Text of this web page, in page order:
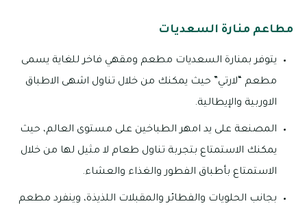
مطاعم منارة السعديات
يتوفر بمنارة السعديات مطعم ومقهي فاخر للغاية يسمى
مطعم “لارتي” حيث يمكنك من خلال تناول اشهى الاطباق
الاوربية والإيطالية.
المصنعة على يد امهر الطباخين على مستوى العالم، حيث
يمكنك الاستمتاع بتجربة تناول طعام لا مثيل لها من خلال
الاستمتاع بأطباق الفطور والغذاء والعشاء.
بجانب الحلويات والفطائر والمقبلات اللذيذة، وينفرد مطعم